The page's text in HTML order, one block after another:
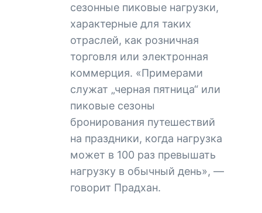
сезонные пиковые нагрузки,
характерные для таких
отраслей, как розничная
торговля или электронная
коммерция. «Примерами
служат „черная пятница“ или
пиковые сезоны
бронирования путешествий
на праздники, когда нагрузка
может в 100 раз превышать
нагрузку в обычный день», —
говорит Прадхан.